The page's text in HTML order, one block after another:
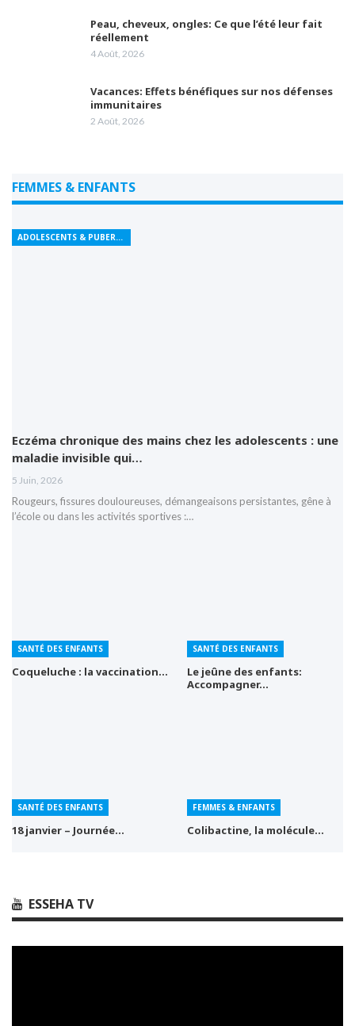
Peau, cheveux, ongles: Ce que l’été leur fait
réellement
4 Août, 2026
Vacances: Effets bénéfiques sur nos défenses
immunitaires
2 Août, 2026
FEMMES & ENFANTS
ADOLESCENTS & PUBERTÉ
Eczéma chronique des mains chez les adolescents : une
maladie invisible qui…
5 Juin, 2026
Rougeurs, fissures douloureuses, démangeaisons persistantes, gêne à
l’école ou dans les activités sportives :…
SANTÉ DES ENFANTS
Coqueluche : la vaccination…
SANTÉ DES ENFANTS
Le jeûne des enfants:
Accompagner…
SANTÉ DES ENFANTS
18 janvier – Journée…
FEMMES & ENFANTS
Colibactine, la molécule…
ESSEHA TV